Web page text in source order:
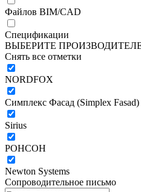
Файлов BIM/CAD
Спецификации
ВЫБЕРИТЕ
Снять все отметки
NORDFOX
Симплекс Фасад (Simplex Fasad)
Sirius
РОНСОН
Newton Systems
Сопроводительное письмо